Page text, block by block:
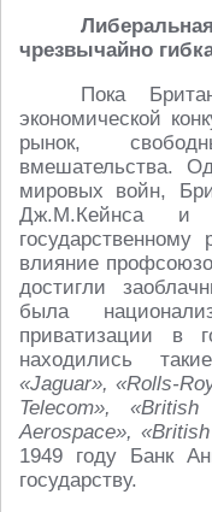
чрезвычайно
Пока
экономической
рынок,
вмешательства.
мировых войн,
Дж.М.Кейнса и
государственному
влияние
достигли
была
приватизации в
находились
«Jaguar», «Rolls-
Telecom»,
Aerospace»,
1949 году Банк
государству.